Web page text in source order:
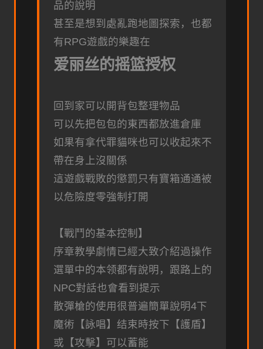
品的說明
甚至是想到處亂跑地圖探索，也都
有RPG遊戲的樂趣在
爱丽丝的摇篮授权
回到家可以開背包整理物品
可以先把包包的東西都放進倉庫
如果有拿代罪貓咪也可以收起來不
帶在身上沒關係
這遊戲戰敗的懲罰只有寶箱通通被
以危險度零強制打開
【戰鬥的基本控制】
序章教學劇情已經大致介紹過操作
選單中的本领都有說明，跟路上的
NPC對話也會看到提示
散彈槍的使用很普遍簡單說明4下
魔術【詠唱】结束時按下【護盾】
或【攻擊】可以蓄能